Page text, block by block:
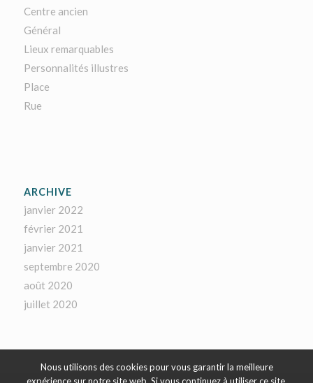
Centre ancien
Général
Lieux remarquables
Personnalités illustres
Place
Rue
ARCHIVE
janvier 2022
février 2021
janvier 2021
septembre 2020
août 2020
juillet 2020
Nous utilisons des cookies pour vous garantir la meilleure